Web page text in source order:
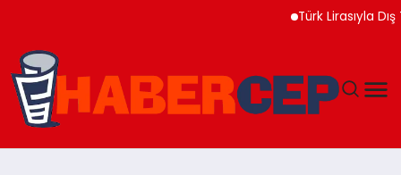
Türk Lirasıyla Dış